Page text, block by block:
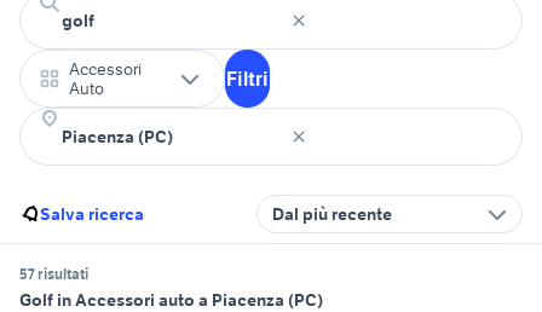
Accessori
Auto
Filtri
Salva ricerca Dal più recente
57 risultati
Golf in Accessori auto a Piacenza (PC)